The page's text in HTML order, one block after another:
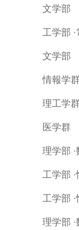
文学部
工学部
文学部
情報学
理工学
医学群
理学部
工学部
工学部
理学部